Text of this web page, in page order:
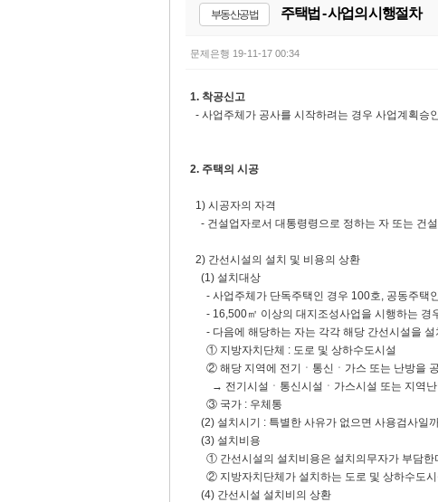
부동산공법 주택법 - 사업의 시행절차
문제은행 19-11-17 00:34
1. 착공신고
- 사업주체가 공사를 시작하려는 경우 사업계획승
2. 주택의 시공
1) 시공자의 자격
- 건설업자로서 대통령령으로 정하는 자 또는 건
2) 간선시설의 설치 및 비용의 상환
(1) 설치대상
- 사업주체가 단독주택인 경우 100호, 공동주택
- 16,500㎡ 이상의 대지조성사업을 시행하는 경
- 다음에 해당하는 자는 각각 해당 간선시설을 설
① 지방자치단체 : 도로 및 상하수도시설
② 해당 지역에 전기ㆍ통신ㆍ가스 또는 난방을
→ 전기시설ㆍ통신시설ㆍ가스시설 또는 지역난
③ 국가 : 우체통
(2) 설치시기 : 특별한 사유가 없으면 사용검사일
(3) 설치비용
① 간선시설의 설치비용은 설치의무자가 부담한
② 지방자치단체가 설치하는 도로 및 상하수도시
(4) 간선시설 설치비의 상환